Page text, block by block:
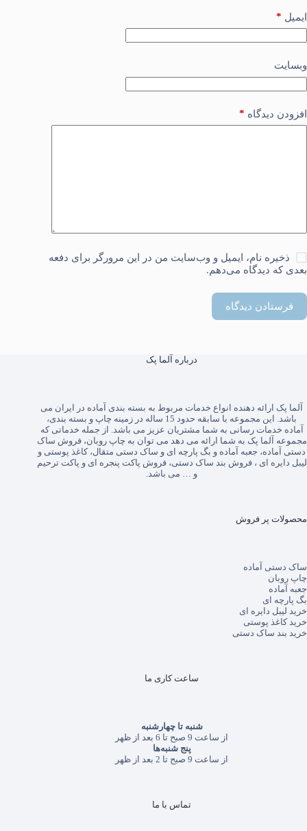
ایمیل *
وبسایت
افزودن دیدگاه *
ذخیره نام، ایمیل و وب‌سایت من در این مرورگر برای دفعه
بعدی که دیدگاه می‌دهم.
فرستادن دیدگاه
درباره آلما پک
آلما پک ارائه دهنده انواع خدمات مربوط به بسته بندی آماده در ایران می
باشد. این مجموعه با سابقه حدود 15 ساله در زمینه چاپ و بسته بندی،
آماده خدمات رسانی به شما مشتریان عزیز می باشد. از جمله خدماتی که
مجموعه آلما پک به شما ارائه می دهد می توان به چاپ روبان،فروش ساک
دستی آماده، جعبه آماده و بگ پارچه ای و ساک دستی متقال،کاغذ پوستی و
لیبل دایره ای ،فروش بند ساک دستی،فروش پاکت پنجره ای و پاکت ترحیم
و … می باشد.
محصولات پر فروش
ساک دستی آماده
چاپ روبان
جعبه آماده
بگ پارچه ای
خرید لیبل دایره ای
خرید کاغذ پوستی
خرید بند ساک دستی
ساعت کاری ما
شنبه تا چهارشنبه
از ساعت 9 صبح تا 6 بعد از ظهر
پنج شنبه‌ها
از ساعت 9 صبح تا 2 بعد از ظهر
تماس با ما